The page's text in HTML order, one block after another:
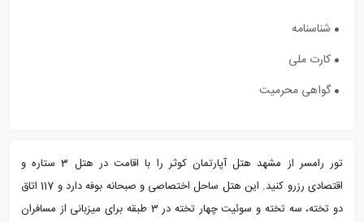
شناسنامه
کارت ملی
گواهی محرمیت
تور رامسر از مشهد هتل آپارتمان کوثر را با اقامت در هتل 3 ستاره و
اقتصادی رزرو کنید. این هتل ساحل اختصاصی و صبحانه بوفه دارد و 117 اتاق
دو تخته، سه تخته و سوئیت چهار تخته در 3 طبقه برای میزبانی از مسافران